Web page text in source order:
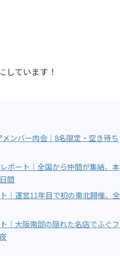
しています！
ンバー肉会｜8名限定・空き待ち
ポート｜全国から仲間が集結、本
間
｜運営11年目で初の東北開催、全
｜大阪南部の隠れた名店でふぐフ